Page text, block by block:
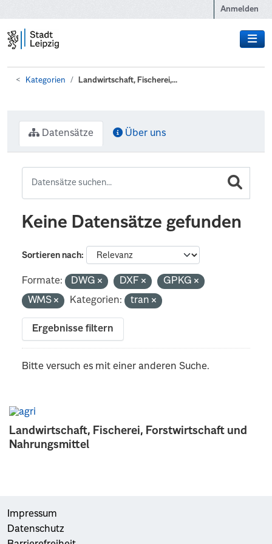
Anmelden
Kategorien Landwirtschaft, Fischerei,...
Landwirtschaft, Fischerei, Forstwirtschaft und
Nahrungsmittel
Datensätze Über uns
Keine Datensätze gefunden
Sortieren nach
Formate: DWG DXF
GPKG
WMS
Kategorien: tran
Ergebnisse filtern
Bitte versuch es mit einer anderen Suche.
Impressum
Datenschutz